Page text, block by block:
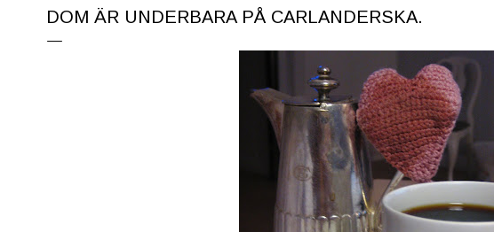
DOM ÄR UNDERBARA PÅ CARLANDERSKA.